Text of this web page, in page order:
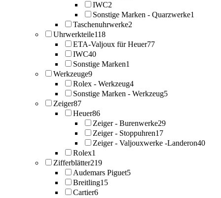
IWC2
Sonstige Marken - Quarzwerke1
Taschenuhrwerke2
Uhrwerkteile118
ETA-Valjoux für Heuer77
IWC40
Sonstige Marken1
Werkzeuge9
Rolex - Werkzeug4
Sonstige Marken - Werkzeug5
Zeiger87
Heuer86
Zeiger - Burenwerke29
Zeiger - Stoppuhren17
Zeiger - Valjouxwerke -Landeron40
Rolex1
Zifferblätter219
Audemars Piguet5
Breitling15
Cartier6